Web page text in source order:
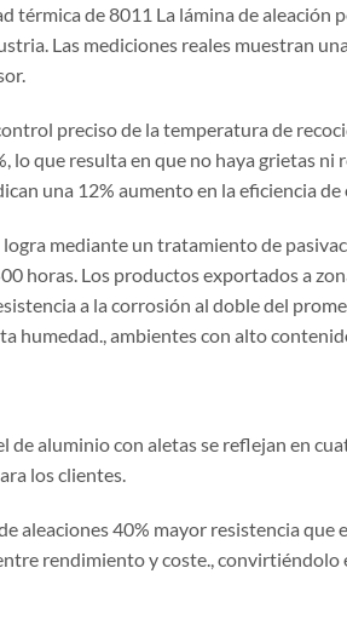
térmica de 8011 La lámina de aleación
Las mediciones reales muestran
preciso de la temperatura de
lo que resulta en que no haya grietas
una 12% aumento en la eficiencia
mediante un tratamiento de
horas. Los productos exportados a
a la corrosión al doble del
humedad., ambientes con alto
de aluminio con aletas se reflejan en
los clientes.
aleaciones 40% mayor resistencia
rendimiento y coste.,